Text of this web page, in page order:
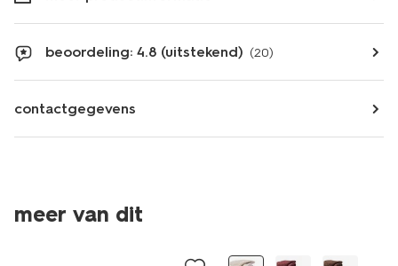
beoordeling: 4.8 (uitstekend) (20)
contactgegevens
meer van dit
laag geprijsd